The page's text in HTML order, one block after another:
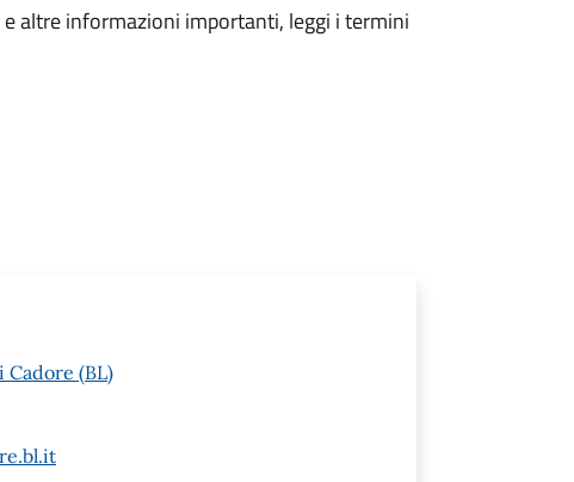
altre informazioni importanti, leggi i termini
Cadore (BL)